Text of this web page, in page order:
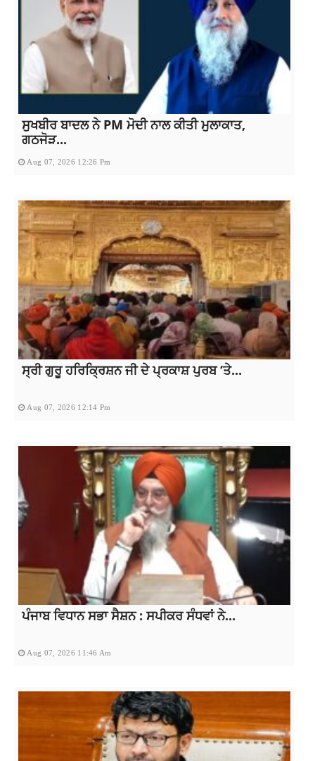
ਸੁਖਬੀਰ ਬਾਦਲ ਨੇ PM ਮੋਦੀ ਨਾਲ ਕੀਤੀ ਮੁਲਾਕਾਤ,
ਗਠਜੋੜ...
Aug 07, 2026 12:26 Pm
ਸ੍ਰੀ ਗੁਰੂ ਹਰਿਕ੍ਰਿਸ਼ਨ ਜੀ ਦੇ ਪ੍ਰਕਾਸ਼ ਪੁਰਬ ‘ਤੇ...
Aug 07, 2026 12:14 Pm
ਪੰਜਾਬ ਵਿਧਾਨ ਸਭਾ ਸੈਸ਼ਨ : ਸਪੀਕਰ ਸੰਧਵਾਂ ਨੇ...
Aug 07, 2026 11:46 Am